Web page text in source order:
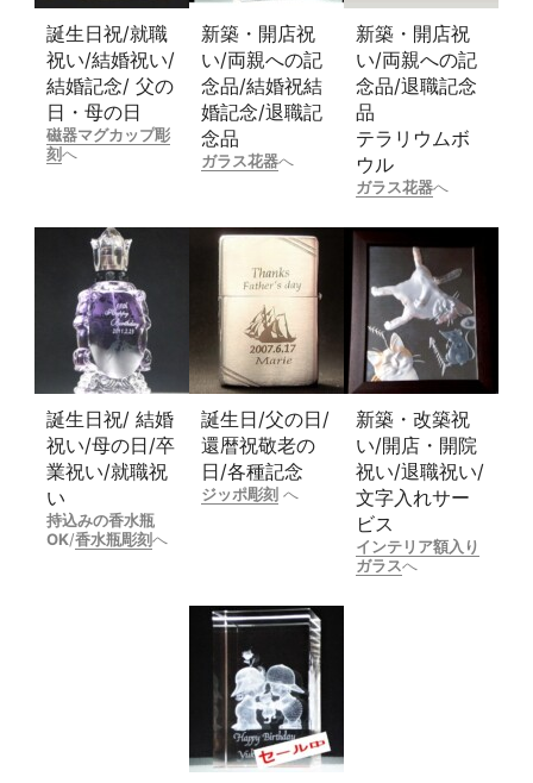
誕生日祝/就職
祝い/結婚祝い/
結婚記念/ 父の
日・母の日
磁器マグカップ彫
刻へ
新築・開店祝
い/両親への記
念品/結婚祝結
婚記念/退職記
念品
ガラス花器へ
新築・開店祝
い/両親への記
念品/退職記念
品
テラリウムボ
ウル
ガラス花器へ
誕生日祝/ 結婚
祝い/母の日/卒
業祝い/就職祝
い
持込みの香水瓶
OK/香水瓶彫刻へ
誕生日/父の日/
還暦祝敬老の
日/各種記念
ジッポ彫刻 へ
新築・改築祝
い/開店・開院
祝い/退職祝い/
文字入れサー
ビス
インテリア額入り
ガラスへ